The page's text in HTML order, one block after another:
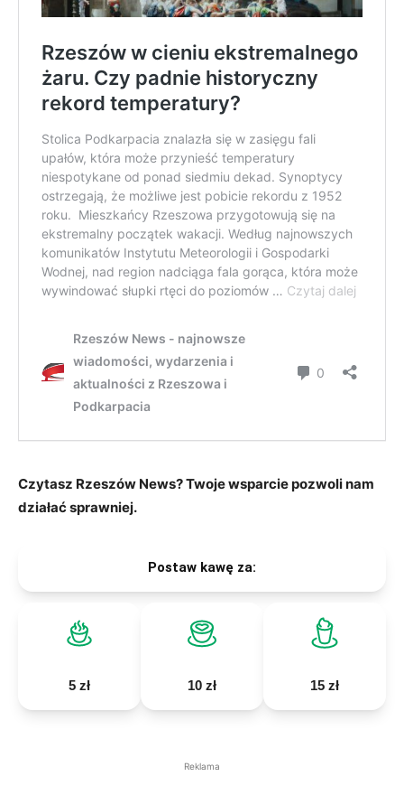
Czytasz Rzeszów News? Twoje wsparcie pozwoli nam
działać sprawniej.
Postaw kawę za:
5 zł 10 zł 15 zł
Reklama